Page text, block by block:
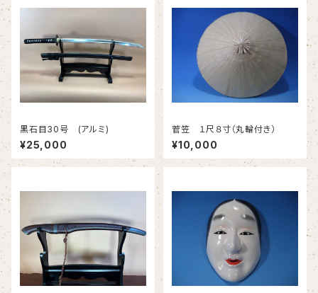
黒石目30号 (アルミ)
¥25,000
菅笠 １尺８寸（丸輪付き）
¥10,000